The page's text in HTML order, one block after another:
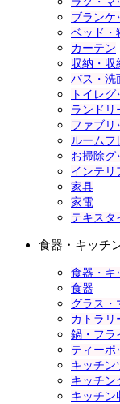
ブランケ
ベッド・
カーテン
収納・収
バス・洗
トイレグ
ランドリ
ファブリ
ルームフ
お掃除グ
インテリ
家具
家電
テキスタ
食器・キッチ
食器・キ
食器
グラス・
カトラリ
鍋・フラ
ティーポ
キッチン
キッチン
キッチン